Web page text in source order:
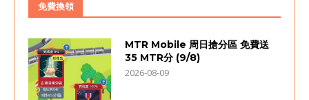
免費換領
MTR Mobile 周日搶分區 免費送
35 MTR分 (9/8)
2026-08-09